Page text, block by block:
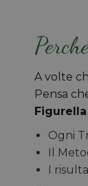
A volte
Pensa
Ogni
Il
I